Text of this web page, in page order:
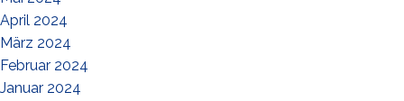
April 2024
März 2024
Februar 2024
Januar 2024